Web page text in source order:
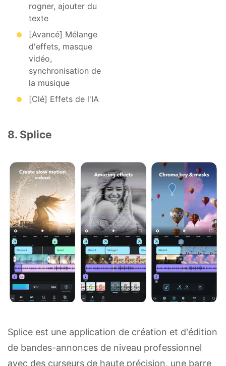
rogner, ajouter du
texte
[Avancé] Mélange
d'effets, masque
vidéo,
synchronisation de
la musique
[Clé] Effets de l'IA
8. Splice
Splice est une application de création et d'édition
de bandes-annonces de niveau professionnel
avec des curseurs de haute précision, une barre